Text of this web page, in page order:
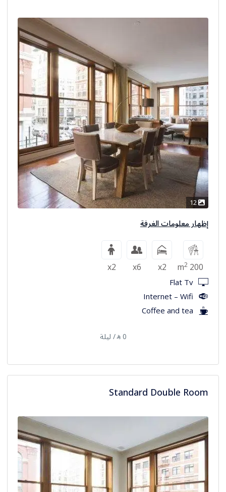
إظهار معلومات الغرفة
200 m
2
x2
x6
x2
Flat Tv
Internet – Wifi
Coffee and tea
0
⃁/ ليلة
Standard Double Room